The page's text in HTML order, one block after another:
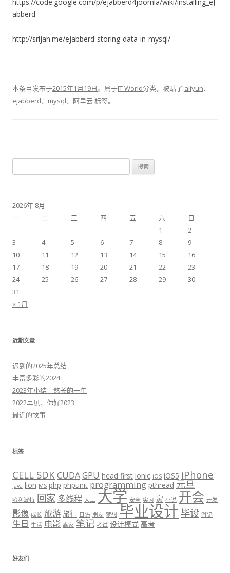
abberd
http://srijan.me/ejabberd-storing-data-in-mysql/
本条目发布于2015年1月19日。属于IT World分类，被贴了 aliyun、
ejabberd、 mysql、 阿里云标签。
索：
2026年 8月
一
二 三 四 五 六
日
1
2
3
4 5 6 7 8
9
10
11 12 13 14 15
16
17
18 19 20 21 22
23
24
25 26 27 28 29
30
31
« 1月
近期文章
迟到的2025年总结
丰富多彩的2024
2023年小结 – 悠长的一年
2022再见，你好2023
最近的故事
标签
CELL SDKCUDAGPU head first ionic iOS iOS5 iPhone
Java lion MS php phpunit programming pthread 元旦
哈利波特 回家 多线程 大三 大学 安全 实习 家 小说 开会 开发
影像 成长 旅游 旅行 日语 朋友 梦想 毕业设计 毕设 游记
生日 生活 电影 离家 笔记 考试 设计模式 高考
好友们